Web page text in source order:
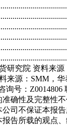
研究院 资料来
源：SMM，
询号：
确性及完整性
司不保证本报
告所载的观点